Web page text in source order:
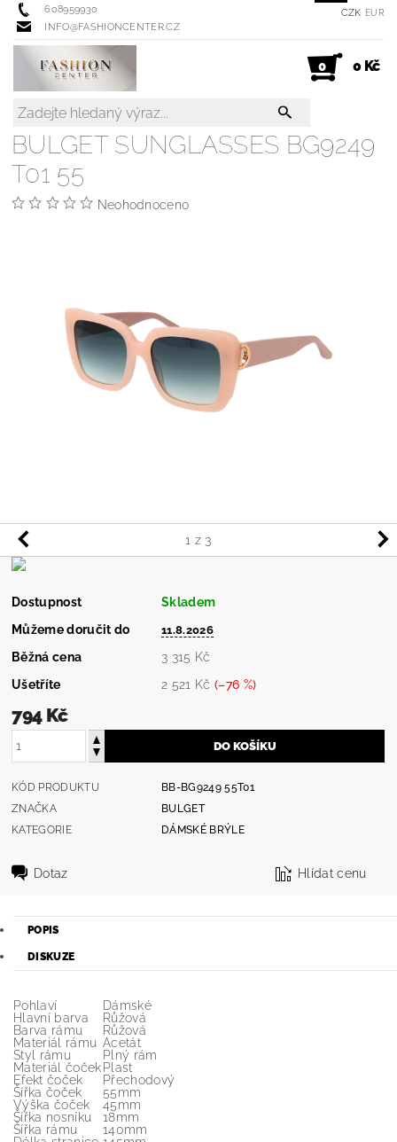
608959930
INFO@FASHIONCENTER.CZ
CZK EUR
0 0 Kč
1 z 3
BULGET SUNGLASSES BG9249
T01 55
Neohodnoceno
Dostupnost
Skladem
Můžeme doručit do
11.8.2026
Běžná cena
3 315 Kč
Ušetříte
2 521 Kč (–76 %)
794 Kč
KÓD PRODUKTU
BB-BG9249 55T01
ZNAČKA
BULGET
KATEGORIE
DÁMSKÉ BRÝLE
Dotaz Hlídat cenu
POPIS
DISKUZE
Pohlaví
Dámské
Hlavní barva
Růžová
Barva rámu
Růžová
Materiál rámu Acetát
Styl rámu
Plný rám
Materiál čoček Plast
Efekt čoček
Přechodový
Šířka čoček
55mm
Výška čoček
45mm
Šířka nosníku
18mm
Šířka rámu
140mm